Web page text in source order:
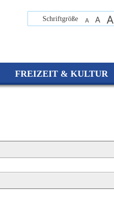
Schriftgröße A A A
FREIZEIT & KULTUR